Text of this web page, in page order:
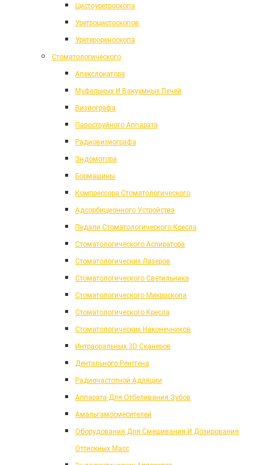
Цистоуретроскопа
Уретроцистоскопов
Уретерореноскопа
Стоматологического
Апекслокатора
Муфельных И Вакуумных Печей
Визиографа
Пароструйного Аппарата
Радиовизиографа
Эндомотора
Бормашины
Компрессора Стоматологического
Адсорбиционного Устройства
Педали Стоматологического Кресла
Стоматологического Аспиратора
Стоматологических Лазеров
Стоматологического Светильника
Стоматологического Микроскопа
Стоматологического Кресла
Стоматологических Наконечников
Интраоральных 3D Сканеров
Дентального Рентгена
Радиочастотной Адляции
Аппарата Для Отбеливания Зубов
Амальгамосмесителей
Оборудования Для Смешивания И Дозирования
Оттискных Масс